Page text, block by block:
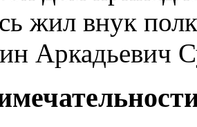
жил внук
Аркадьевич